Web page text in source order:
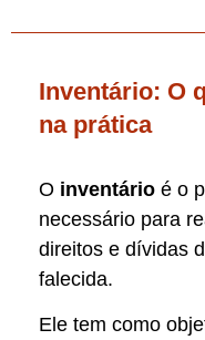
Inventário: O
na prática
O inventário é o
necessário para
direitos e dívidas
falecida.
Ele tem como